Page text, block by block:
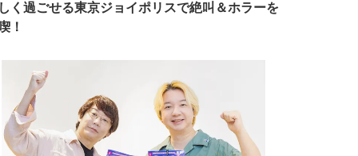
く過ごせる東京ジョイポリスで絶叫＆ホラーを
！